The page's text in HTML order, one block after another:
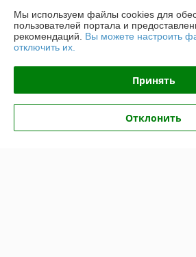
Полная версия сайта
Политика обработки cookies
Сайт создан на платформе Deal.by
Мы используем файлы cookies для
пользователей портала и
рекомендаций. Вы можете настроить
отключить их.
Принять
Отклонить